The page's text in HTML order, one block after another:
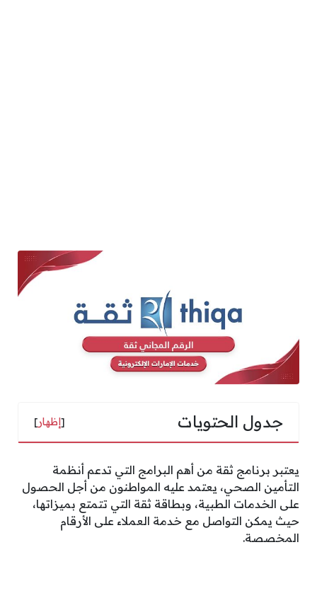
جدول الحتويات [إظهار]
يعتبر برنامج ثقة من أهم البرامج التي تدعم أنظمة
التأمين الصحي، يعتمد عليه المواطنون من أجل الحصول
على الخدمات الطبية، وبطاقة ثقة التي تتمتع بميزاتها،
حيث يمكن التواصل مع خدمة العملاء على الأرقام
المخصصة.